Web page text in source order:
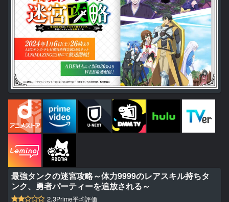
最強タンクの迷宮攻略～体力9999のレアスキル持ちタ
ンク、勇者パーティーを追放される～
2.3Prime平均評価